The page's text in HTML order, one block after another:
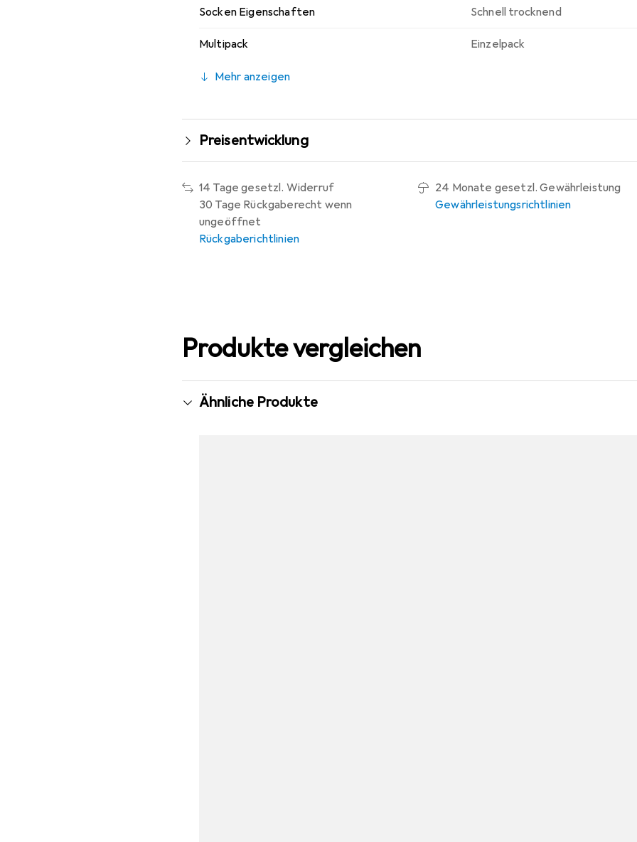
Socken Eigenschaften Schnell trocknend
Multipack Einzelpack
Mehr anzeigen
Preisentwicklung
14 Tage gesetzl. Widerruf
30 Tage Rückgaberecht wenn
ungeöffnet
Rückgaberichtlinien
24 Monate gesetzl. Gewährleistung
Gewährleistungsrichtlinien
Produkte vergleichen
Ähnliche Produkte